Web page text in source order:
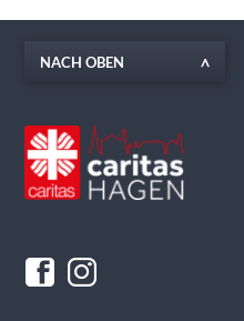
NACH OBEN